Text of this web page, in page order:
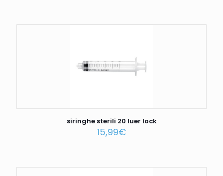
siringhe sterili 20 luer lock
15,99€